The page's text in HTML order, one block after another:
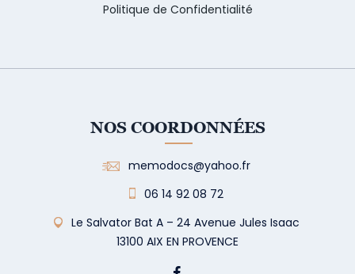
Politique de Confidentialité
NOS COORDONNÉES
memodocs@yahoo.fr
06 14 92 08 72
Le Salvator Bat A – 24 Avenue Jules Isaac
13100 AIX EN PROVENCE